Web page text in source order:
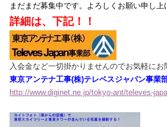
まだまだ募集中です。よろしくお願い申し上
詳細は、下記！！
入会金など一切掛かりませんのでお気軽にお
東京アンテナ工事(株)テレベスジャパン事業
http://www.diginet.ne.jp/tokyo-ant/televes-